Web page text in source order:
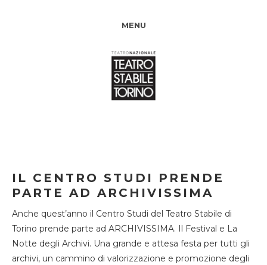
MENU
IL CENTRO STUDI PRENDE
PARTE AD ARCHIVISSIMA
Anche quest’anno il Centro Studi del Teatro Stabile di
Torino prende parte ad ARCHIVISSIMA. Il Festival e La
Notte degli Archivi. Una grande e attesa festa per tutti gli
archivi, un cammino di valorizzazione e promozione degli